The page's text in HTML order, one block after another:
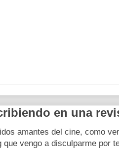
en una
amantes del cine, como
que vengo a disculparme por